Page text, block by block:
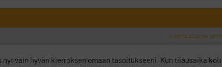
ILMOITA ASIATON VIESTI
nyt vain hyvän kierroksen omaan tasoitukseeni. Kun tiiausaika